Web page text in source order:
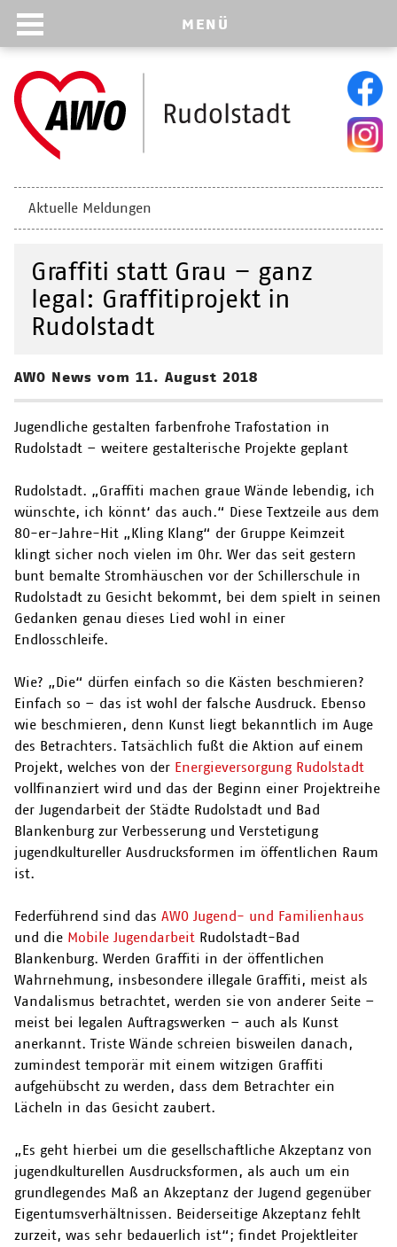
Navigation
überspringen
Aktuelle Meldungen
Graffiti statt Grau – ganz
legal: Graffitiprojekt in
Rudolstadt
AWO News vom 11. August 2018
Jugendliche gestalten farbenfrohe Trafostation in
Rudolstadt – weitere gestalterische Projekte geplant
Rudolstadt. „Graffiti machen graue Wände lebendig, ich
wünschte, ich könnt‘ das auch.“ Diese Textzeile aus dem
80-er-Jahre-Hit „Kling Klang“ der Gruppe Keimzeit
klingt sicher noch vielen im Ohr. Wer das seit gestern
bunt bemalte Stromhäuschen vor der Schillerschule in
Rudolstadt zu Gesicht bekommt, bei dem spielt in seinen
Gedanken genau dieses Lied wohl in einer
Endlosschleife.
Wie? „Die“ dürfen einfach so die Kästen beschmieren?
Einfach so – das ist wohl der falsche Ausdruck. Ebenso
wie beschmieren, denn Kunst liegt bekanntlich im Auge
des Betrachters. Tatsächlich fußt die Aktion auf einem
Projekt, welches von der Energieversorgung Rudolstadt
vollfinanziert wird und das der Beginn einer Projektreihe
der Jugendarbeit der Städte Rudolstadt und Bad
Blankenburg zur Verbesserung und Verstetigung
jugendkultureller Ausdrucksformen im öffentlichen Raum
ist.
Federführend sind das AWO Jugend- und Familienhaus
und die Mobile Jugendarbeit Rudolstadt-Bad
Blankenburg. Werden Graffiti in der öffentlichen
Wahrnehmung, insbesondere illegale Graffiti, meist als
Vandalismus betrachtet, werden sie von anderer Seite –
meist bei legalen Auftragswerken – auch als Kunst
anerkannt. Triste Wände schreien bisweilen danach,
zumindest temporär mit einem witzigen Graffiti
aufgehübscht zu werden, dass dem Betrachter ein
Lächeln in das Gesicht zaubert.
„Es geht hierbei um die gesellschaftliche Akzeptanz von
jugendkulturellen Ausdrucksformen, als auch um ein
grundlegendes Maß an Akzeptanz der Jugend gegenüber
Eigentumsverhältnissen. Beiderseitige Akzeptanz fehlt
zurzeit, was sehr bedauerlich ist“; findet Projektleiter
MENÜ